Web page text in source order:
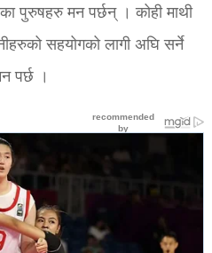
पुरुषहरु मन पर्छन् । कोही माथी
सहयोगको लागी अघि सर्ने
पर्छ ।